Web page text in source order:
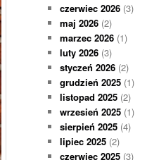
czerwiec 2026 (3)
maj 2026 (2)
marzec 2026 (1)
luty 2026 (3)
styczeń 2026 (2)
grudzień 2025 (1)
listopad 2025 (2)
wrzesień 2025 (1)
sierpień 2025 (4)
lipiec 2025 (2)
czerwiec 2025 (3)